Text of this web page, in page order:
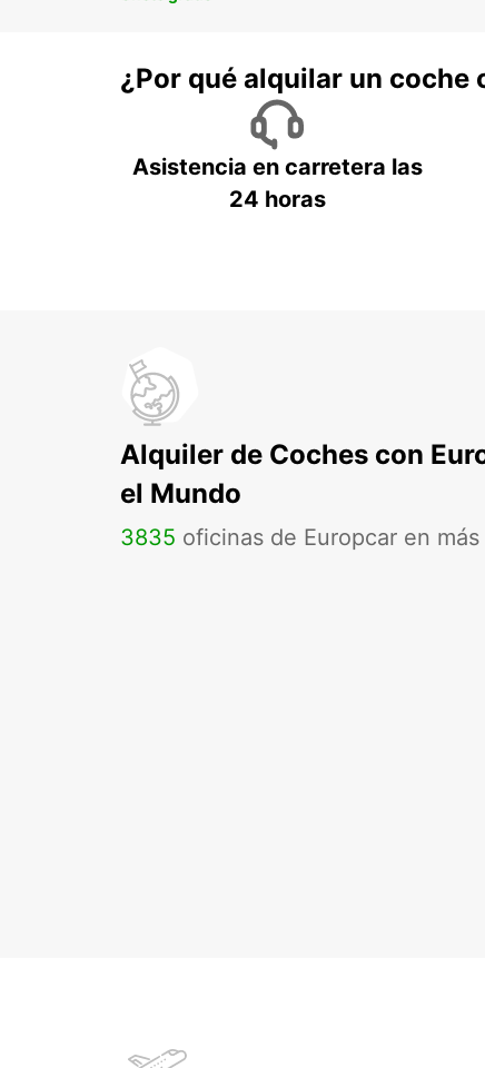
¿Por qué alquilar un coche
Asistencia en carretera las
24 horas
Alquiler de Coches con
el Mundo
3835 oficinas de Europcar en más